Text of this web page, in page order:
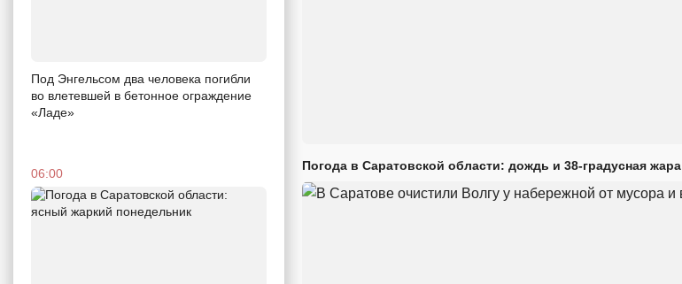
Под Энгельсом два человека погибли
во влетевшей в бетонное ограждение
«Ладе»
06:00
Погода в Саратовской области: дождь и 38-градусная жара